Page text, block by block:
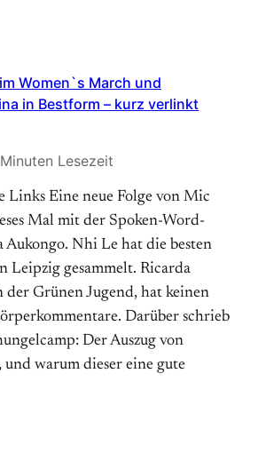
Women`s March und
in Bestform – kurz verlinkt
Lesezeit
Links Eine neue Folge von Mic
Mal mit der Spoken-Word-
Nhi Le hat die besten
Leipzig gesammelt. Ricarda
der Grünen Jugend, hat keinen
Darüber schrieb
Der Auszug von
warum dieser eine gute